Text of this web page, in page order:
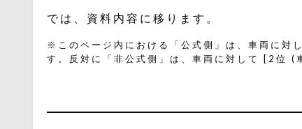
では、資料内容に移ります。
※このページ内における「公式側」は、車両に
す。反対に「非公式側」は、車両に対して [2位 (